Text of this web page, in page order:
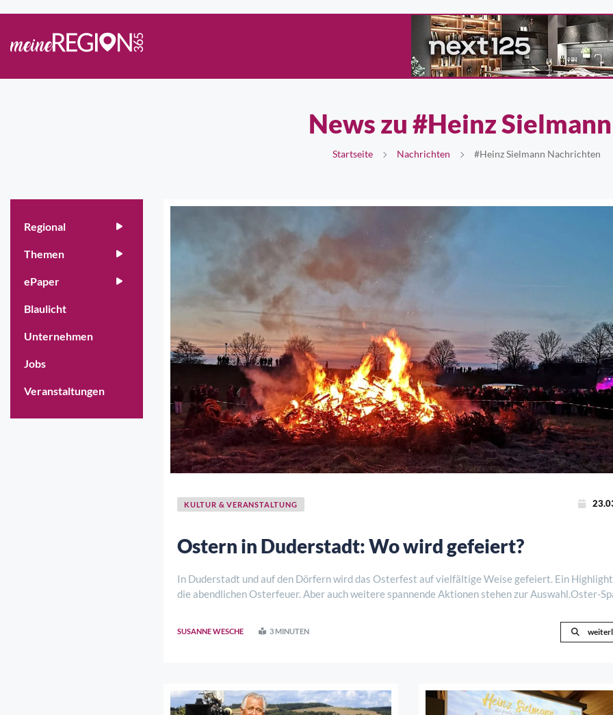
News zu #Heinz Sielmann
Startseite Nachrichten #Heinz Sielmann Nachrichten
Regional
Themen
ePaper
Blaulicht
Unternehmen
Jobs
Veranstaltungen
KULTUR & VERANSTALTUNG
Ostern in Duderstadt: Wo wird gefeiert?
In Duderstadt und auf den Dörfern wird das Osterfest auf vielfältige Weise gefeiert. Ein
die abendlichen Osterfeuer. Aber auch weitere spannende Aktionen stehen zur Auswahl.Oster-
SUSANNE WESCHE 3 MINUTEN